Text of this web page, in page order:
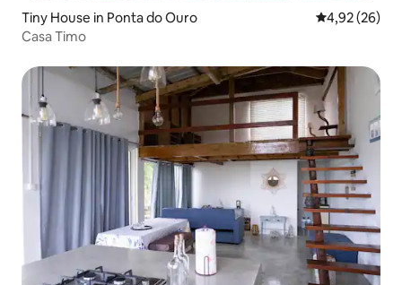
Tiny House in Ponta do Ouro
4,92 (26)
Casa Timo